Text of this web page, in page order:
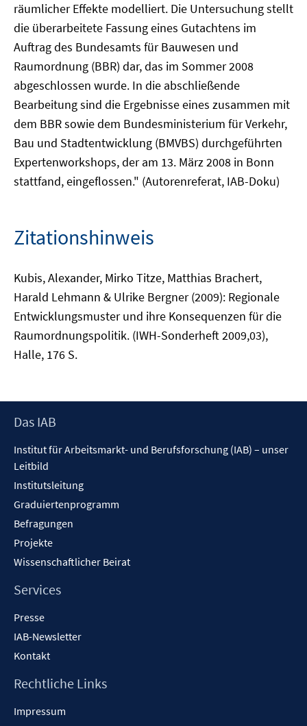
räumlicher Effekte modelliert. Die Untersuchung stellt
die überarbeitete Fassung eines Gutachtens im
Auftrag des Bundesamts für Bauwesen und
Raumordnung (BBR) dar, das im Sommer 2008
abgeschlossen wurde. In die abschließende
Bearbeitung sind die Ergebnisse eines zusammen mit
dem BBR sowie dem Bundesministerium für Verkehr,
Bau und Stadtentwicklung (BMVBS) durchgeführten
Expertenworkshops, der am 13. März 2008 in Bonn
stattfand, eingeflossen." (Autorenreferat, IAB-Doku)
Zitationshinweis
Kubis, Alexander, Mirko Titze, Matthias Brachert,
Harald Lehmann & Ulrike Bergner (2009): Regionale
Entwicklungsmuster und ihre Konsequenzen für die
Raumordnungspolitik. (IWH-Sonderheft 2009,03),
Halle, 176 S.
Footer
Das IAB
Institut für Arbeitsmarkt- und Berufsforschung (IAB) – unser
Leitbild
Institutsleitung
Graduiertenprogramm
Befragungen
Projekte
Wissenschaftlicher Beirat
Services
Presse
IAB-Newsletter
Kontakt
Rechtliche Links
Impressum